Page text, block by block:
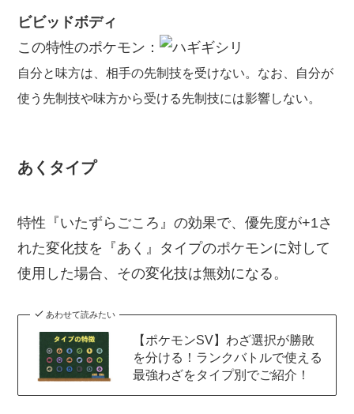
ビビッドボディ
この特性のポケモン：
自分と味方は、相手の先制技を受けない。なお、自分が
使う先制技や味方から受ける先制技には影響しない。
あくタイプ
特性『いたずらごころ』の効果で、優先度が+1さ
れた変化技を『あく』タイプのポケモンに対して
使用した場合、その変化技は無効になる。
あわせて読みたい
【ポケモンSV】わざ選択が勝敗
を分ける！ランクバトルで使える
最強わざをタイプ別でご紹介！